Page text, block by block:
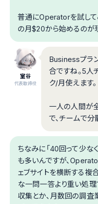
普通にOperatorを試し
の月$20から始めるのが
室谷
代表取締役
Businessプラ
合ですね。5人
ク/月使えます。
一人の人間が
で、チームで分
ちなみに「40回って少な
も多いんですが、
ェブサイトを横断する複
な一問一答より重い処理
収集とか、月数回の調